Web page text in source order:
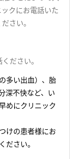
クにお電話いた
さい。
ださい。
多い出血）、胎
深不快など、い
めにクリニック
けの患者様にお
ださい。